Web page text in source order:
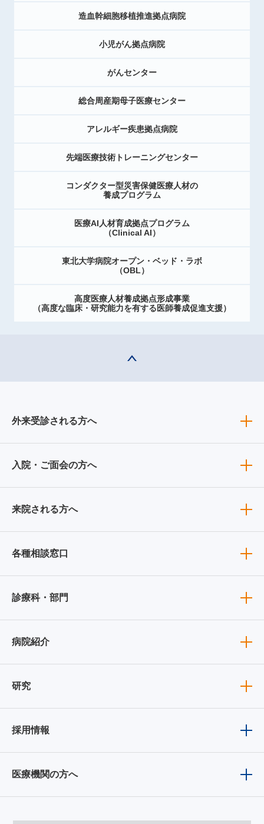
造血幹細胞移植推進拠点病院
小児がん拠点病院
がんセンター
総合周産期母子医療センター
アレルギー疾患拠点病院
先端医療技術トレーニングセンター
コンダクター型災害保健医療人材の
養成プログラム
医療AI人材育成拠点プログラム
（Clinical AI）
東北大学病院オープン・ベッド・ラボ
（OBL）
高度医療人材養成拠点形成事業
（高度な臨床・研究能力を有する医師養成促進支援）
外来受診される方へ
入院・ご面会の方へ
来院される方へ
各種相談窓口
診療科・部門
病院紹介
研究
採用情報
医療機関の方へ